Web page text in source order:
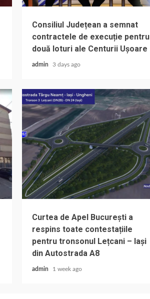
Consiliul Județean a semnat
contractele de execuție pentru
două loturi ale Centurii Ușoare
admin 3 days ago
Curtea de Apel București a
respins toate contestațiile
pentru tronsonul Lețcani – Iași
din Autostrada A8
admin 1 week ago